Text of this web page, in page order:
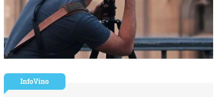
InfoVino